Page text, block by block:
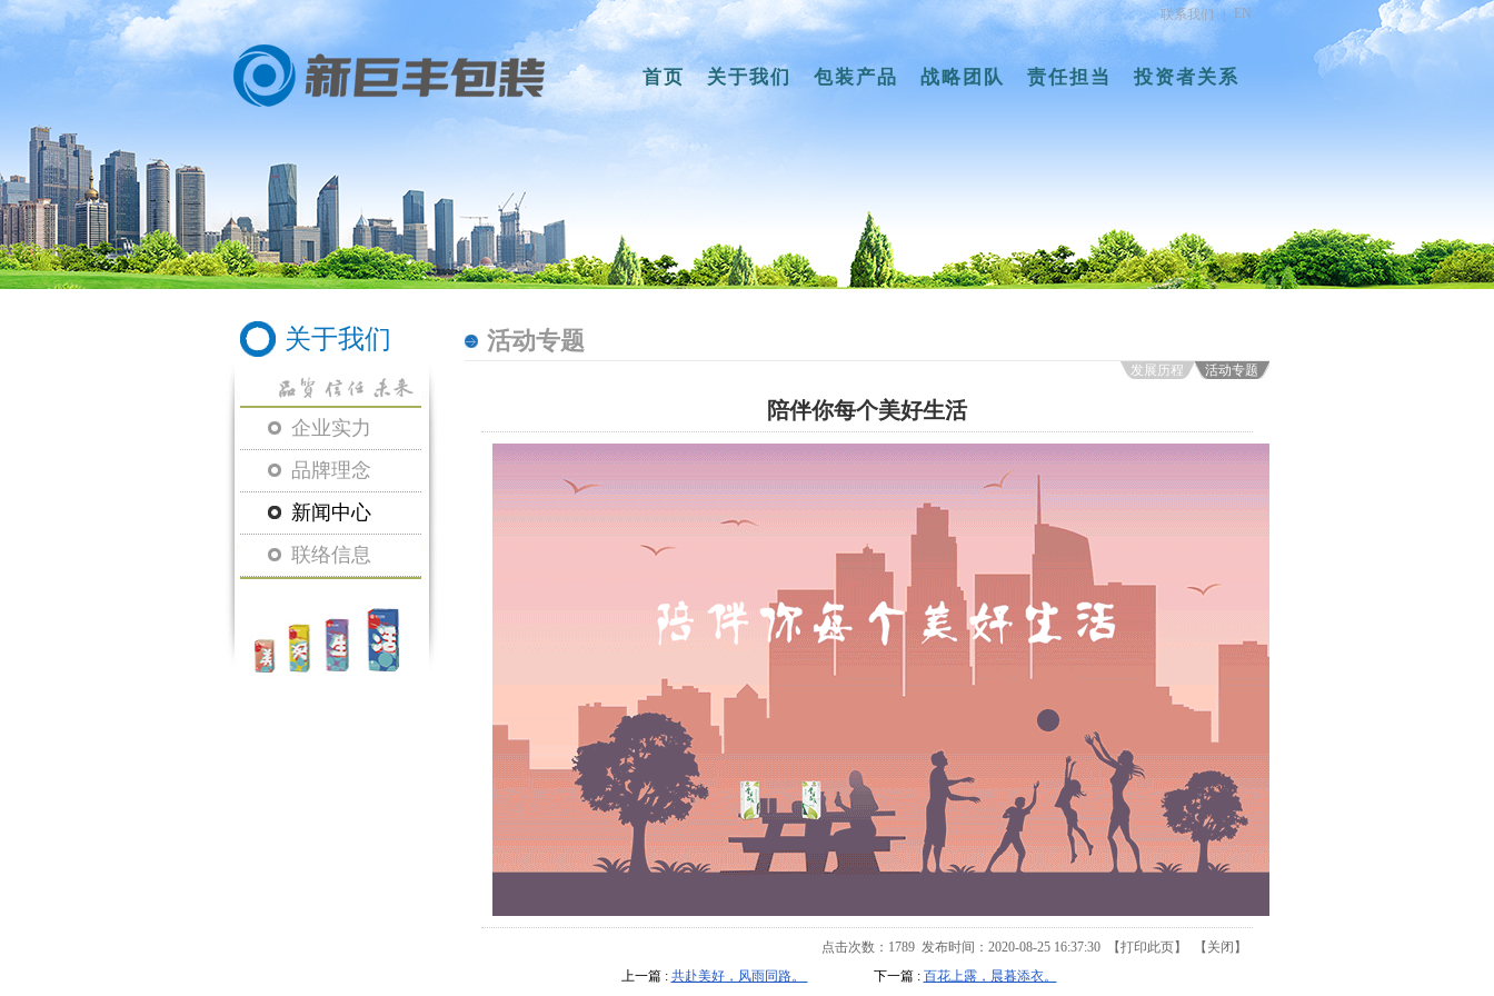
联系我们 | EN
首页 关于我们 包装产品 战略团队 责任担当 投资者关系
关于我们
企业实力
品牌理念
新闻中心
联络信息
活动专题
活动专题
发展历程
陪伴你每个美好生活
点击次数： 1789发布时间：2020-08-25 16:37:30 【打印此页】 【 关闭 】
上一篇 : 共赴美好，风雨同路。 下一篇 : 百花上露，晨暮添衣。